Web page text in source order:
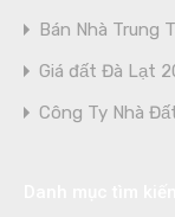
Bán Nhà Trung
Giá đất Đà Lạt
Công Ty Nhà